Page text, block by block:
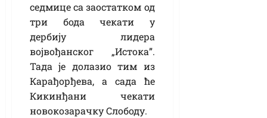
седмице са заостатком од
три бода чекати у
дербију лидера
војвођанског „Истока”.
Тада је долазио тим из
Карађорђева, а сада ће
Кикинђани чекати
новокозарачку Слободу.